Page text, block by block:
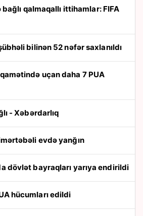
bilinən 52 nəfər saxlanıldı
- Xəbərdarlıq
evdə yanğın
dövlət bayraqları yarıya endirildi
hücumları edildi